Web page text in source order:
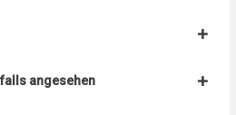
angesehen